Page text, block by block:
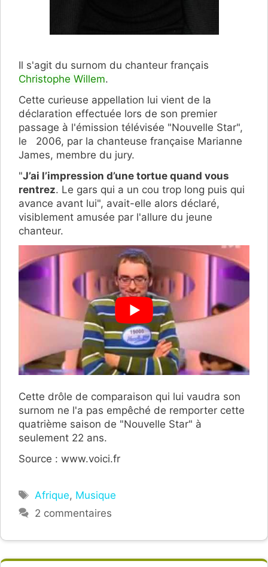
Il s'agit du surnom du chanteur français
Christophe Willem.
Cette curieuse appellation lui vient de la
déclaration effectuée lors de son premier
passage à l'émission télévisée "Nouvelle Star",
le 2006, par la chanteuse française Marianne
James, membre du jury.
"J’ai l’impression d’une tortue quand vous
rentrez. Le gars qui a un cou trop long puis qui
avance avant lui", avait-elle alors déclaré,
visiblement amusée par l'allure du jeune
chanteur.
Cette drôle de comparaison qui lui vaudra son
surnom ne l'a pas empêché de remporter cette
quatrième saison de "Nouvelle Star" à
seulement 22 ans.
Source : www.voici.fr
Étiquettes
Afrique, Musique
2 commentaires